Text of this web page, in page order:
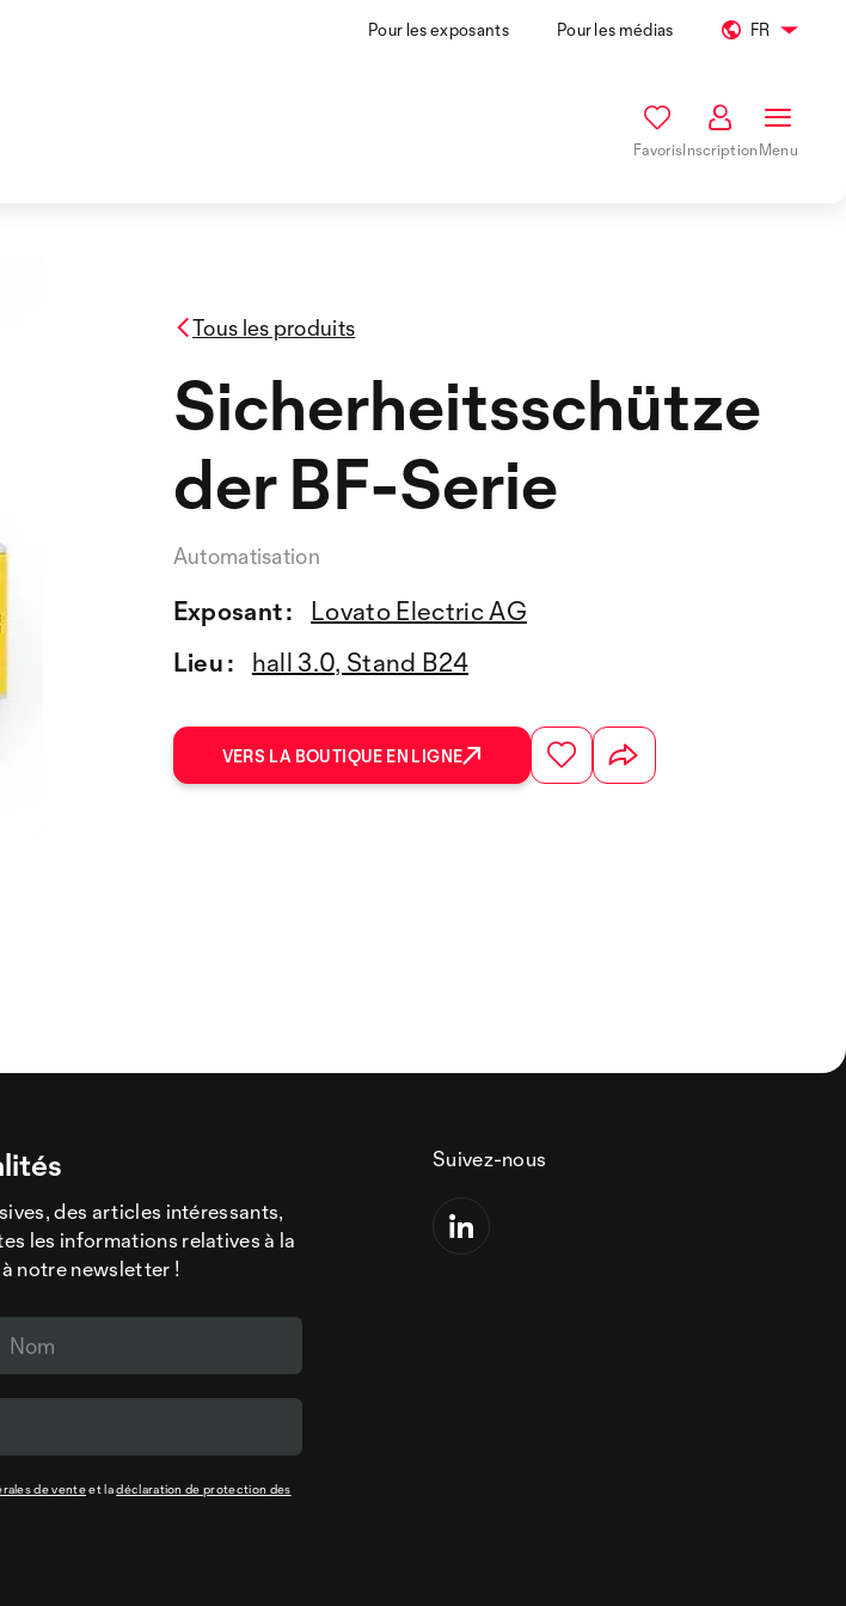
Pour les exposants Pour les médias FR
FavorisInscriptionMenu
Tous les produits
Sicherheitsschütze
der BF-Serie
Automatisation
Exposant :
Lovato Electric AG
Lieu :
hall 3.0, Stand B24
VERS LA BOUTIQUE EN LIGNE
des articles intéressants,
les informations relatives à la
notre newsletter !
de venteet ladéclaration de protection des
Suivez-nous